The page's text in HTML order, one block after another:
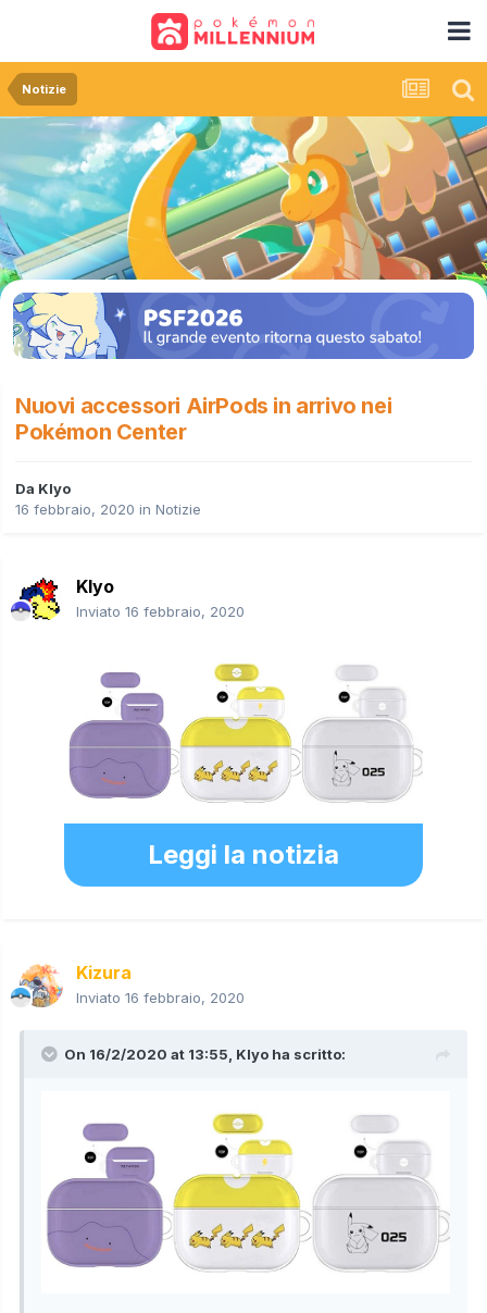
Notizie
Nuovi accessori AirPods in arrivo nei
Pokémon Center
Da Klyo
16 febbraio, 2020 in Notizie
Klyo
Inviato 16 febbraio, 2020
Leggi la notizia
Kizura
Inviato 16 febbraio, 2020
On 16/2/2020 at 13:55, Klyo ha scritto: